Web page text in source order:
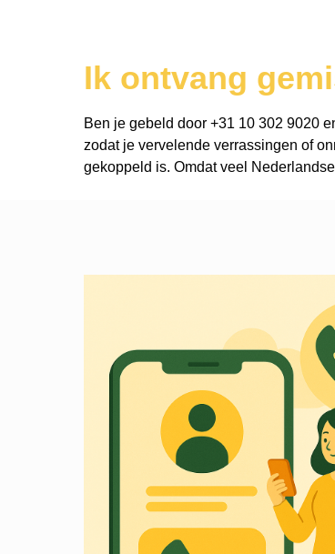
Ik ontvang
Ben je gebeld door +31 10 302 9020
zodat je vervelende verrassingen of
gekoppeld is. Omdat veel